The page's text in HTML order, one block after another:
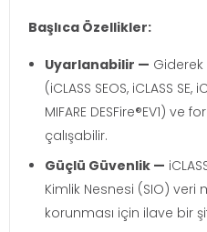
Başlıca Özellikler:
Uyarlanabilir —
(iCLASS SEOS, iCLASS SE,
MIFARE DESFire®EV1) ve
çalışabilir.
Güçlü Güvenlik —
Kimlik Nesnesi (SIO) veri
korunması için ilave bir